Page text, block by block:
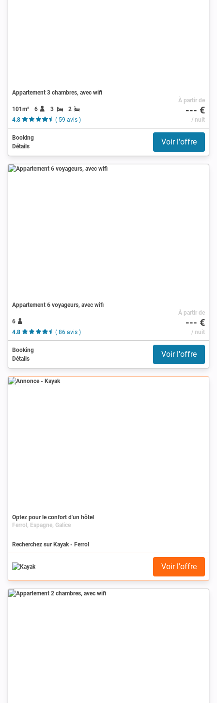
Appartement 3 chambres, avec wifi
101m² 6 3
2
4.8
( 59 avis )
À partir de
--- €
/ nuit
Booking
Détails
Voir l'offre
Appartement 6 voyageurs, avec wifi
6
4.8
( 86 avis )
À partir de
--- €
/ nuit
Booking
Détails
Voir l'offre
Annonce
Optez pour le confort d'un hôtel
Ferrol, Espagne, Galice
Recherchez sur Kayak - Ferrol
Voir l'offre